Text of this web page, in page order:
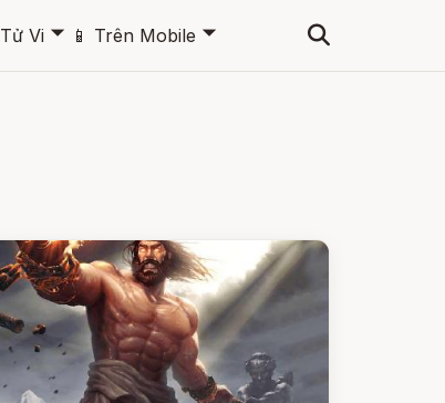
Tử Vi 🞃 📱 Trên Mobile 🞃